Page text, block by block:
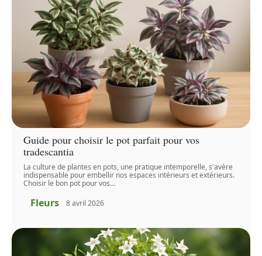
Guide pour choisir le pot parfait pour vos
tradescantia
La culture de plantes en pots, une pratique intemporelle, s'avère
indispensable pour embellir nos espaces intérieurs et extérieurs.
Choisir le bon pot pour vos…
Fleurs 8 avril 2026